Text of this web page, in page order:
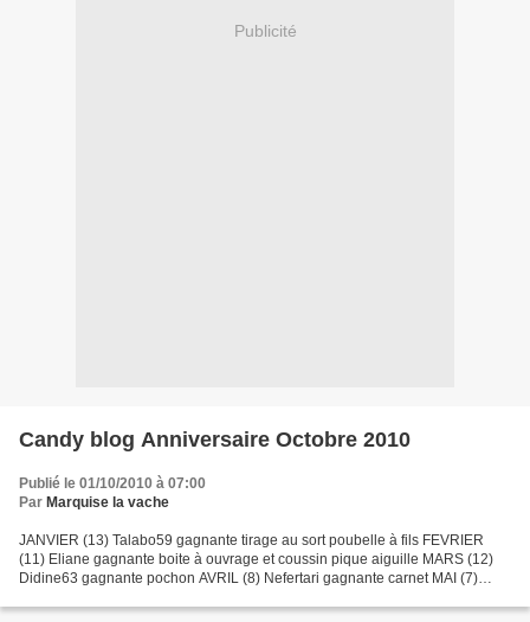
Publicité
Candy blog Anniversaire Octobre 2010
Publié le 01/10/2010 à 07:00
Par Marquise la vache
JANVIER (13) Talabo59 gagnante tirage au sort poubelle à fils FEVRIER
(11) Eliane gagnante boite à ouvrage et coussin pique aiguille MARS (12)
Didine63 gagnante pochon AVRIL (8) Nefertari gagnante carnet MAI (7)